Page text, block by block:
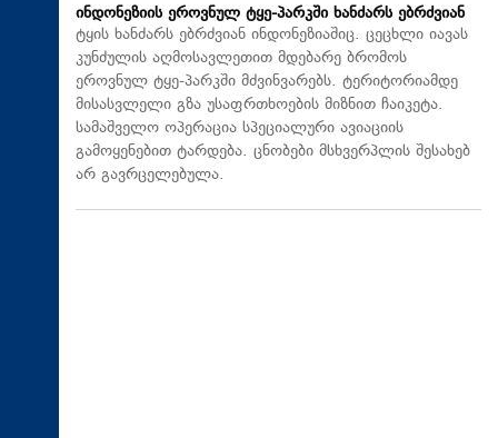
ინდონეზიის ეროვნულ ტყე-პარკში ხანძარს ებრძვიან
ტყის ხანძარს ებრძვიან ინდონეზიაშიც. ცეცხლი იავას
კუნძულის აღმოსავლეთით მდებარე ბრომოს
ეროვნულ ტყე-პარკში მძვინვარებს. ტერიტორიამდე
მისასვლელი გზა უსაფრთხოების მიზნით ჩაიკეტა.
სამაშველო ოპერაცია სპეციალური ავიაციის
გამოყენებით ტარდება. ცნობები მსხვერპლის შესახებ
არ გავრცელებულა.